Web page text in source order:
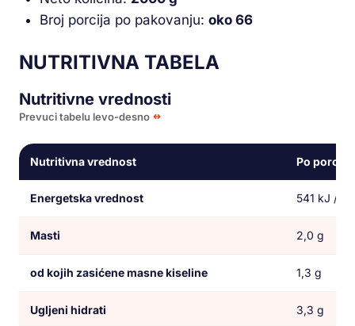
Broj porcija po pakovanju: oko 66
NUTRITIVNA TABELA
Nutritivne vrednosti
Prevuci tabelu levo-desno
Nutritivna vrednost Po porciji
Energetska vrednost 541 kJ /
Masti 2,0 g
od kojih zasićene masne kiseline 1,3 g
Ugljeni hidrati 3,3 g